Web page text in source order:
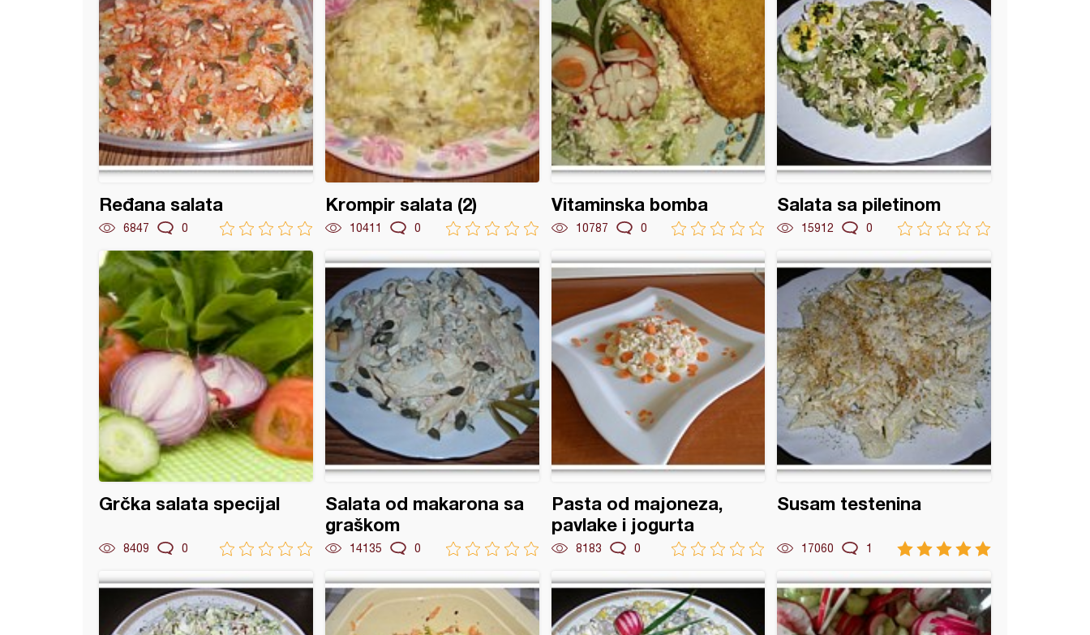
Ređana salata
6847 0
Krompir salata (2)
10411 0
Vitaminska bomba
10787 0
Salata sa piletinom
15912 0
Grčka salata specijal
8409 0
Salata od makarona sa
graškom
14135 0
Pasta od majoneza,
pavlake i jogurta
8183 0
Susam testenina
17060 1